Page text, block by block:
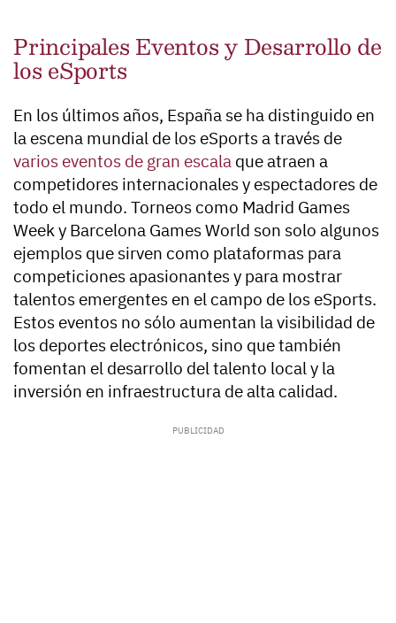
Principales Eventos y Desarrollo de
los eSports
En los últimos años, España se ha distinguido en
la escena mundial de los eSports a través de
varios eventos de gran escala que atraen a
competidores internacionales y espectadores de
todo el mundo. Torneos como Madrid Games
Week y Barcelona Games World son solo algunos
ejemplos que sirven como plataformas para
competiciones apasionantes y para mostrar
talentos emergentes en el campo de los eSports.
Estos eventos no sólo aumentan la visibilidad de
los deportes electrónicos, sino que también
fomentan el desarrollo del talento local y la
inversión en infraestructura de alta calidad.